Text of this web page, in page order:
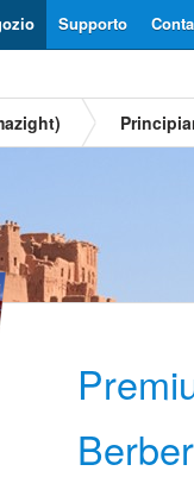
Supporto